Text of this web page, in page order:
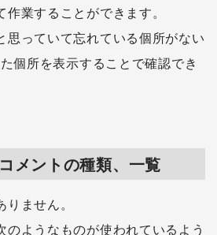
業することができます。
思っていて忘れている個所がない
個所を表示することで確認でき
メントの種類、一覧
ません。
のようなものが使われているよう